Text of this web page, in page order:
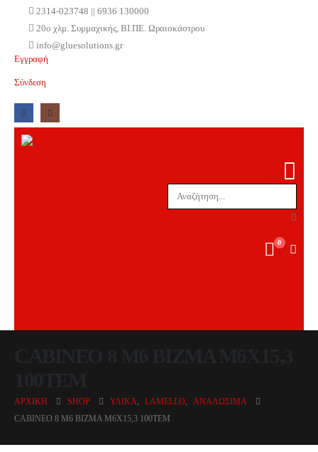
2314-023748 || 6936 130000
20ο χλμ. Συμμαχικής, ΒΙ.ΠΕ. Ωραιοκάστρου
info@gluesolutions.gr
Εγγραφή
Σύνδεση
0
ΑΡΧΙΚΉ SHOP ΥΛΙΚΆ, LAMELLO,
ΑΝΑΛΏΣΙΜΑ
CABINEO 8 M6 ΒΙΖΜΑ Μ6Χ15,3 100ΤΕΜ